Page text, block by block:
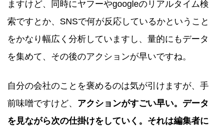
ますけど、同時にヤフーやgoogleのリアルタイム検
索ですとか、SNSで何が反応しているかということ
をかなり幅広く分析していますし、量的にもデータ
を集めて、その後のアクションが早いですね。
自分の会社のことを褒めるのは気が引けますが、手
前味噌ですけど、 アクションがすごい早い。データ
を見ながら次の仕掛けをしていく。それは編集者に